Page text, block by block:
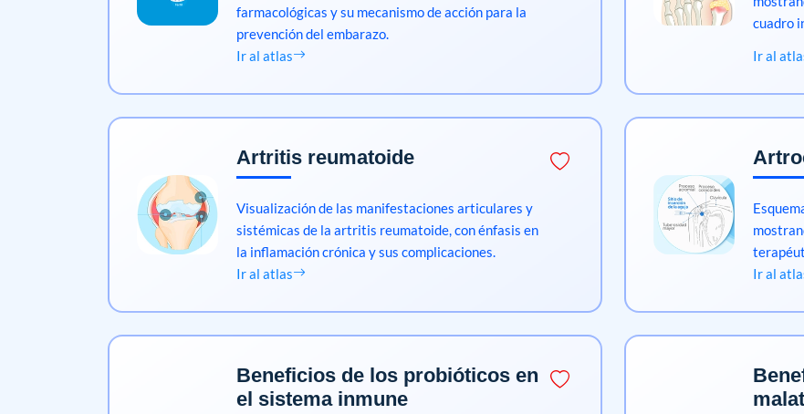
farmacológicas y su mecanismo de acción para la
prevención del embarazo.
Ir al atlas
cuadro
Ir al
Artritis reumatoide
Visualización de las manifestaciones articulares y
sistémicas de la artritis reumatoide, con énfasis en
la inflamación crónica y sus complicaciones.
Ir al atlas
Ir al
Beneficios de los probióticos en
el sistema inmune